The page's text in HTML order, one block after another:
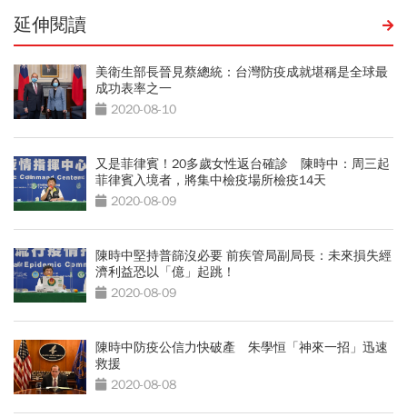
延伸閱讀
美衛生部長晉見蔡總統：台灣防疫成就堪稱是全球最
成功表率之一
2020-08-10
又是菲律賓！20多歲女性返台確診 陳時中：周三起
菲律賓入境者，將集中檢疫場所檢疫14天
2020-08-09
陳時中堅持普篩沒必要 前疾管局副局長：未來損失經
濟利益恐以「億」起跳！
2020-08-09
陳時中防疫公信力快破產 朱學恒「神來一招」迅速
救援
2020-08-08